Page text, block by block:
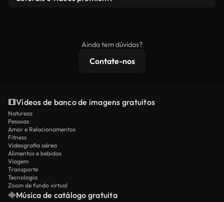
licenciamento estendidas.
Ainda tem dúvidas?
Contate-nos
Vídeos de banco de imagens gratuitos
Natureza
Pessoas
Amor e Relacionamentos
Fitness
Videografia aérea
Alimentos e bebidas
Viagem
Transporte
Tecnologia
Zoom de fundo virtual
Música de catálogo gratuita